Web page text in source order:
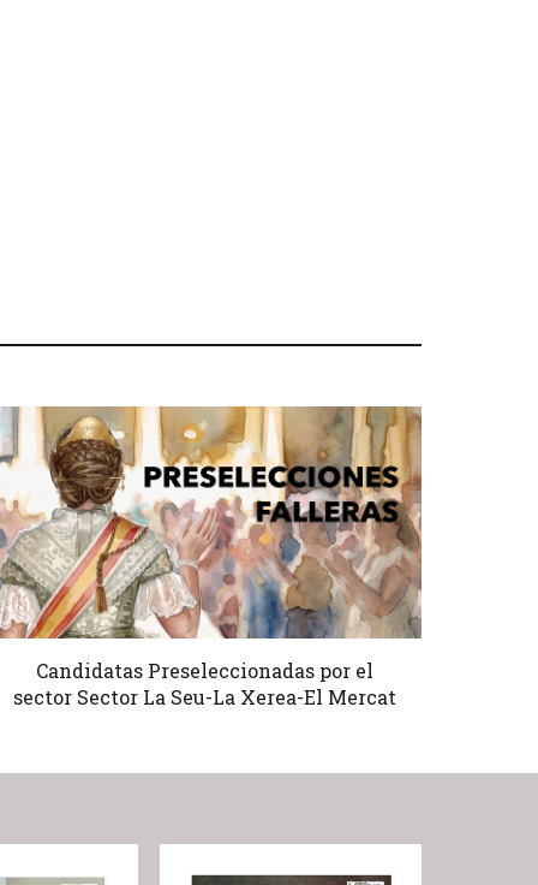
Candidatas Preseleccionadas por el
sector Sector La Seu-La Xerea-El Mercat